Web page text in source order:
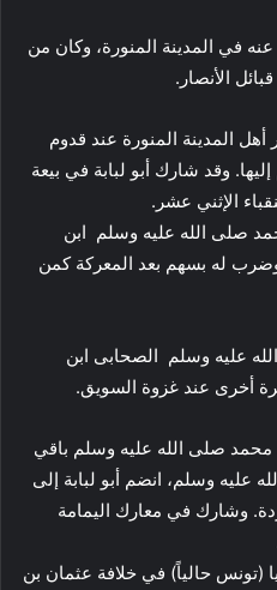
عنه في المدينة المنورة، وكان من
الأنصار.
المدينة المنورة عند قدوم
وقد شارك أبو لبابة في بيعة
الإثني عشر.
صلى الله عليه وسلم ابن
له بسهم بعد المعركة كمن
عليه وسلم الصحابى ابن
أخرى عند غزوة السويق.
محمد صلى الله عليه وسلم باقي
عليه وسلم، انضم أبو لبابة إلى
وشارك في معارك اليمامة
(تونس حالياً) في خلافة عثمان بن